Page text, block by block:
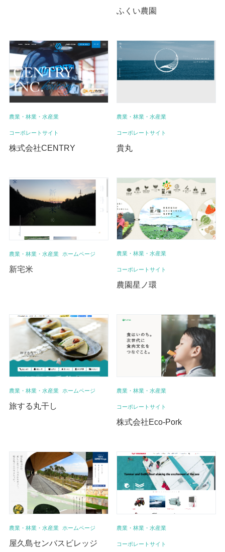
ふくい農園
農業・林業・水産業
コーポレートサイト
株式会社CENTRY
農業・林業・水産業
コーポレートサイト
貴丸
農業・林業・水産業 ホームページ
新宅米
農業・林業・水産業
コーポレートサイト
農園星ノ環
農業・林業・水産業 ホームページ
旅する丸干し
農業・林業・水産業
コーポレートサイト
株式会社Eco-Pork
農業・林業・水産業 ホームページ
屋久島センバスビレッジ
農業・林業・水産業
コーポレートサイト